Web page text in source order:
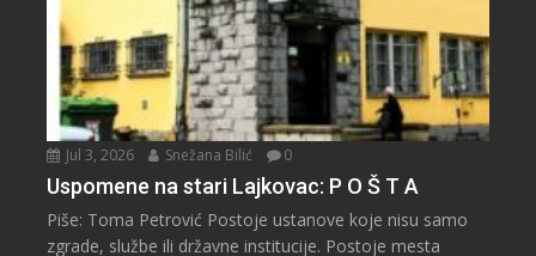
Jul 3, 2026 Snežana Bilić 0
Uspomene na stari Lajkovac: P O Š T A
Piše: Toma Petrović Postoje ustanove koje nisu samo
zgrade, službe ili državne institucije. Postoje mesta